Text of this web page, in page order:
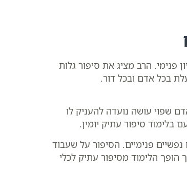
הרב מציג את סיפור גלות
בכל אדם ובכל דור.
שפוי עושה נועדה להעניק לו
סיפור עתיק יומין.
פנימיים. הסיפור על שעבוד
הלימוד מסיפור עתיק לכלי